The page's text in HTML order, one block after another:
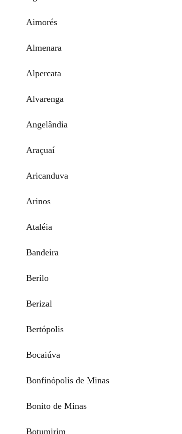
Aimorés
Almenara
Alpercata
Alvarenga
Angelândia
Araçuaí
Aricanduva
Arinos
Ataléia
Bandeira
Berilo
Berizal
Bertópolis
Bocaiúva
Bonfinópolis de Minas
Bonito de Minas
Botumirim